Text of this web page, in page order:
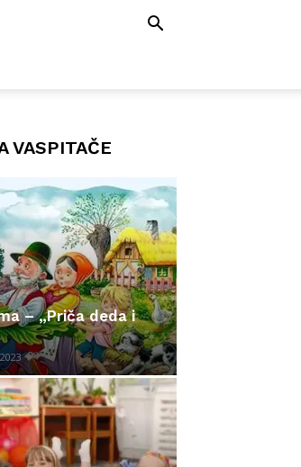
VASPITAČE
– „Priča deda i